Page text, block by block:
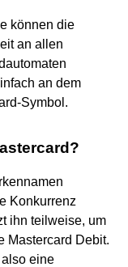
können die
an allen
an dem
Symbol.
Konkurrenz
ihn teilweise, um
Mastercard Debit.
eine